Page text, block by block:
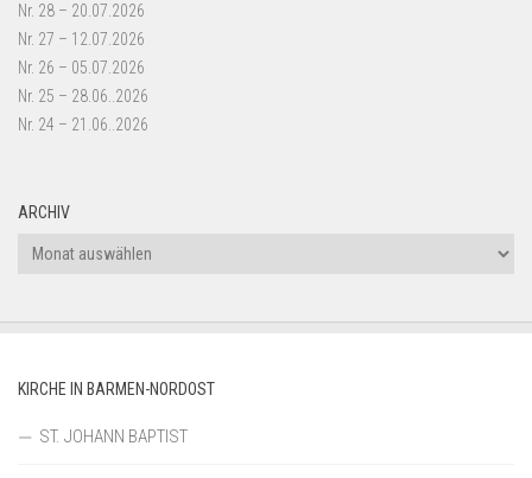
Nr. 28 – 20.07.2026
Nr. 27 – 12.07.2026
Nr. 26 – 05.07.2026
Nr. 25 – 28.06..2026
Nr. 24 – 21.06..2026
ARCHIV
Archiv
KIRCHE IN BARMEN-NORDOST
ST. JOHANN BAPTIST